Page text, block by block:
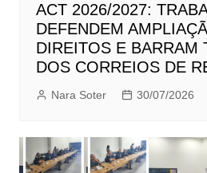
ACT 2026/2027:
DEFENDEM
DIREITOS E BARRAM
DOS CORREIOS DE
Nara Soter 30/07/2026